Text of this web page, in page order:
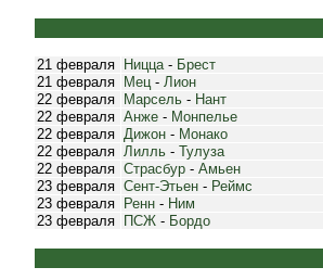
21 февраля Ницца- Брест
21 февраля
Мец- Лион
22 февраля
Марсель - Нант
22 февраля Анже - Монпелье
22 февраля Дижон - Монако
22 февраля Лилль - Тулуза
22 февраля Страсбур - Амьен
23 февраля Сент-Этьен - Реймс
23 февраля
Ренн - Ним
23 февраля
ПСЖ - Бордо